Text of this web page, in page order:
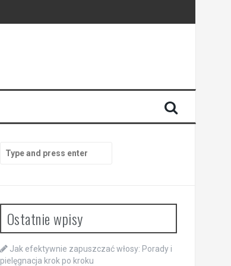
for:
Ostatnie wpisy
Jak efektywnie zapuszczać włosy: Porady i
pielęgnacja krok po kroku